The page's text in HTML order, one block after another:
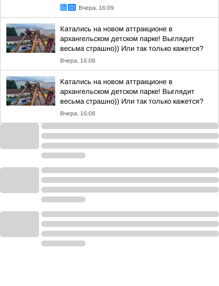
Вчера, 16:09
Катались на новом аттракционе в
архангельском детском парке! Выглядит
весьма страшно)) Или так только кажется?
Вчера, 16:08
Катались на новом аттракционе в
архангельском детском парке! Выглядит
весьма страшно)) Или так только кажется?
Вчера, 16:08